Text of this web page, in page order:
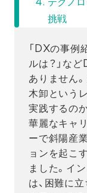
テクノ
挑戦
「DXの事例
ルは？」な
ありません
木卸という
実践するのか
華麗なキャ
ーで斜陽産
ョンを起こ
ました。イ
は、困難に